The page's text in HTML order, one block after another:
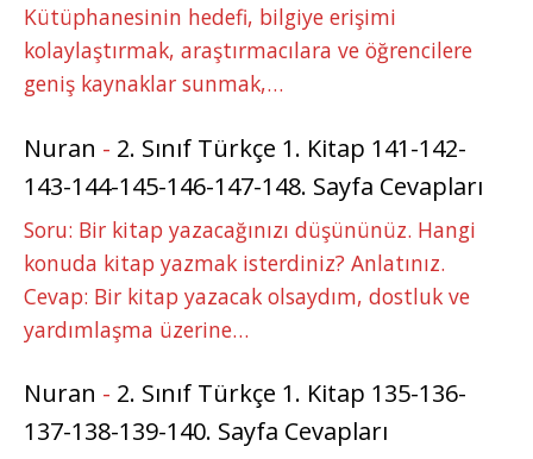
Kütüphanesinin hedefi, bilgiye erişimi
kolaylaştırmak, araştırmacılara ve öğrencilere
geniş kaynaklar sunmak,…
Nuran - 2. Sınıf Türkçe 1. Kitap 141-142-
143-144-145-146-147-148. Sayfa Cevapları
Soru: Bir kitap yazacağınızı düşününüz. Hangi
konuda kitap yazmak isterdiniz? Anlatınız.
Cevap: Bir kitap yazacak olsaydım, dostluk ve
yardımlaşma üzerine…
Nuran - 2. Sınıf Türkçe 1. Kitap 135-136-
137-138-139-140. Sayfa Cevapları